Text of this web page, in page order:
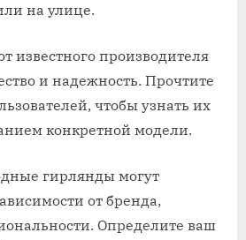
на улице.
известного производителя
и надежность. Прочтите
чтобы узнать их
конкретной модели.
гирлянды могут
от бренда,
Определите ваш